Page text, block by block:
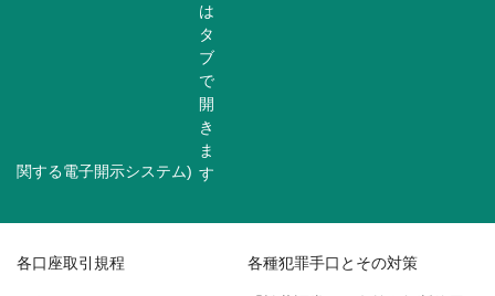
関する電子開示システム)
各口座取引規程 各種犯罪手口とその対策